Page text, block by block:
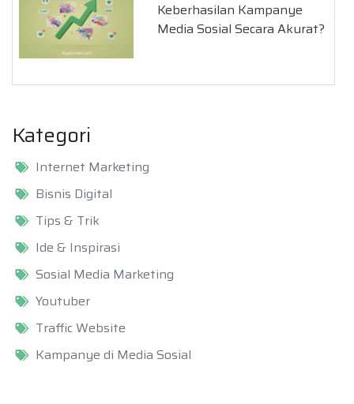
Keberhasilan Kampanye
Media Sosial Secara Akurat?
Kategori
Internet Marketing
Bisnis Digital
Tips & Trik
Ide & Inspirasi
Sosial Media Marketing
Youtuber
Traffic Website
Kampanye di Media Sosial